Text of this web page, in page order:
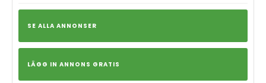
SE ALLA ANNONSER
LÄGG IN ANNONS GRATIS